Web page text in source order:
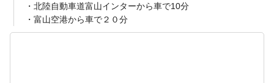
・北陸自動車道富山インターから車で10分
・富山空港から車で２０分